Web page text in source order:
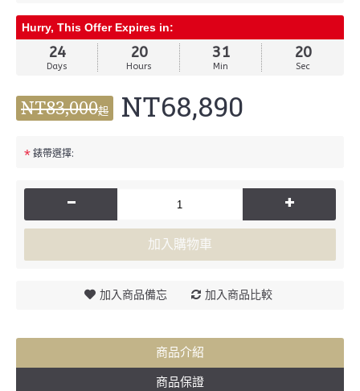
Hurry, This Offer Expires in:
24
Days
20
Hours
31
Min
19
Sec
NT83,000起 NT68,890
* 錶帶選擇:
- +
加入購物車
加入商品備忘 加入商品比較
商品介紹
商品保證